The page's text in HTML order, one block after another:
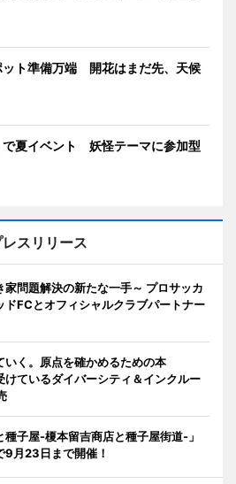
ット準備万端 開花はまだ先、天候
で夏イベント 妖怪テーマに参加型
レスリリース
家問題解決の新たな一手～ プロサッカ
ドFCとオフィシャルクラブパートナー
いく。原点を確かめるための本
ているダイバーシティ＆インクルー
種子屋-榎本留吉商店と種子屋街道-」
9月23日まで開催！